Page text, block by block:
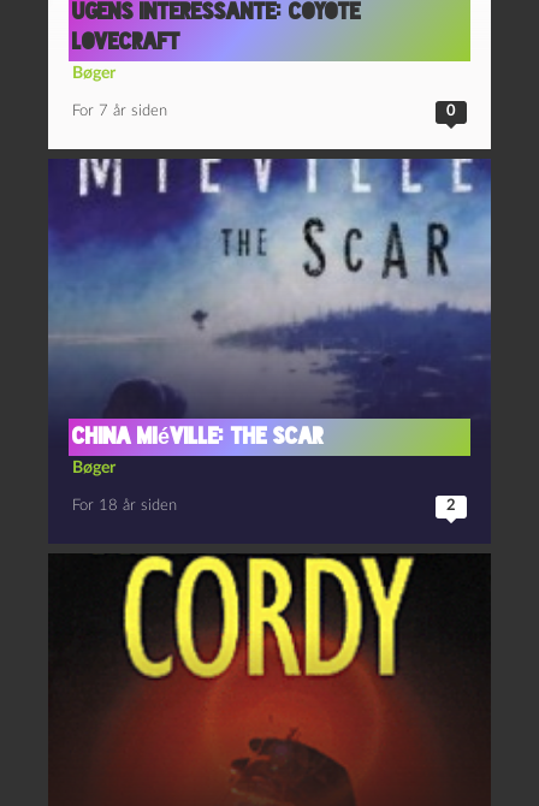
Ugens interessante: Coyote
Lovecraft
Bøger
For 7 år siden 0
China Miéville: The Scar
Bøger
For 18 år siden 2